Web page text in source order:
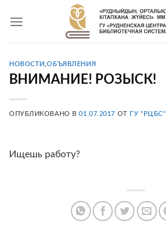
НОВОСТИ ,ОБЪЯВЛЕНИЯ
ВНИМАНИЕ! РОЗЫСК!
ОПУБЛИКОВАНО В01.07.2017 ОТ ГУ "РЦБС"
Ищешь работу?